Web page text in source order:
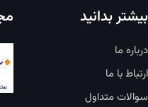
بیشتر بدانید
درباره ما
ارتباط با ما
سوالات متداول